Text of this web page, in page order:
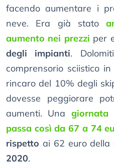
facendo aumentare i
neve. Era già stato
aumento nei prezzi per
degli impianti.
comprensorio sciistico
rincaro del 10% degli
dovesse peggiorare
aumenti. Una
passa così da 67 a 74
rispetto ai 62 euro della
2020.